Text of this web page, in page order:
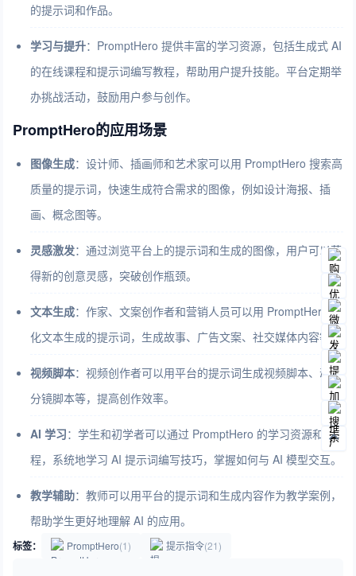
的提示词和作品。
学习与提升：PromptHero 提供丰富的学习资源，包括生成式 AI
的在线课程和提示词编写教程，帮助用户提升技能。平台定期举
办挑战活动，鼓励用户参与创作。
PromptHero的应用场景
图像生成：设计师、插画师和艺术家可以用 PromptHero 搜索高
质量的提示词，快速生成符合需求的图像，例如设计海报、插
画、概念图等。
灵感激发：通过浏览平台上的提示词和生成的图像，用户可以获
得新的创意灵感，突破创作瓶颈。
文本生成：作家、文案创作者和营销人员可以用 PromptHero 优
化文本生成的提示词，生成故事、广告文案、社交媒体内容等。
视频脚本：视频创作者可以用平台的提示词生成视频脚本、动画
分镜脚本等，提高创作效率。
AI 学习：学生和初学者可以通过 PromptHero 的学习资源和课
程，系统地学习 AI 提示词编写技巧，掌握如何与 AI 模型交互。
教学辅助：教师可以用平台的提示词和生成内容作为教学案例，
帮助学生更好地理解 AI 的应用。
标签： PromptHero(1) 提示指令(21)